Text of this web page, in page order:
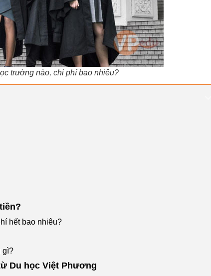
trường nào, chi phí bao nhiêu?
hết bao nhiêu?
gì?
Du học Việt Phương